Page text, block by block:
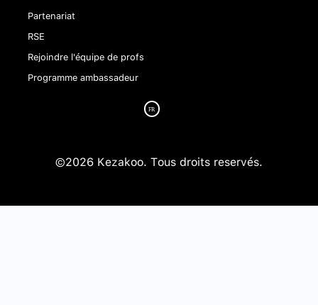
Partenariat
RSE
Rejoindre l'équipe de profs
Programme ambassadeur
©2026 Kezakoo. Tous droits reservés.